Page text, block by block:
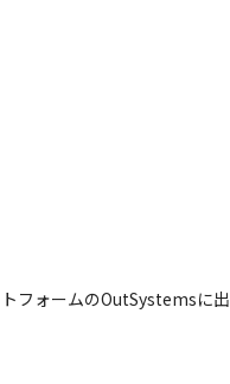
フォームのOutSystemsに出